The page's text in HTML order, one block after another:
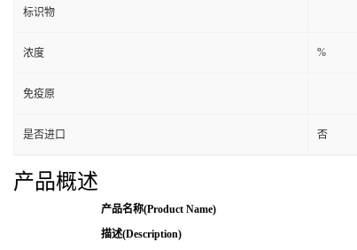
标识物
浓度 %
免疫原
是否进口 否
产品概述
产品名称(Product Name)
描述(Description)